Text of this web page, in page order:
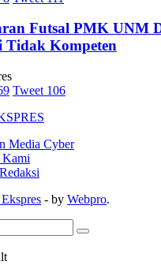
Futsal PMK UNM
Tidak Kompeten
Tweet 106
Media Cyber
Kami
- by Webpro.